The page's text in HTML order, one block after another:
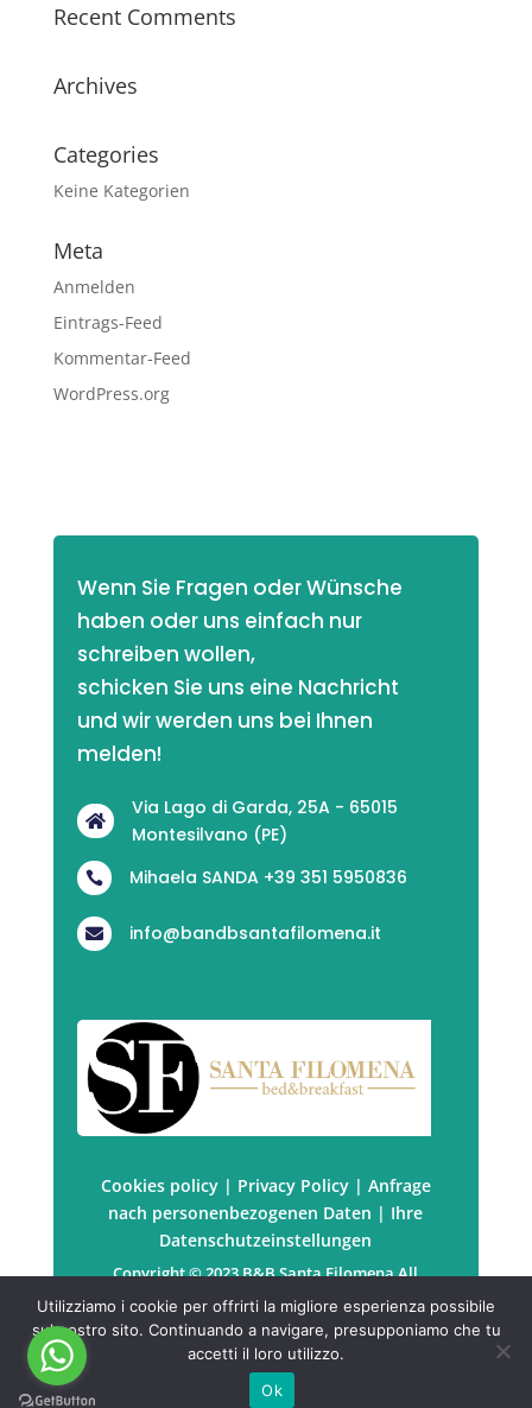
Recent Comments
Archives
Categories
Keine Kategorien
Meta
Anmelden
Eintrags-Feed
Kommentar-Feed
WordPress.org
Wenn Sie Fragen oder Wünsche
haben oder uns einfach nur
schreiben wollen,
schicken Sie uns eine Nachricht
und wir werden uns bei Ihnen
melden!

Via Lago di Garda, 25A - 65015
Montesilvano (PE)
 Mihaela SANDA +39 351 5950836
 info@bandbsantafilomena.it
Cookies policy| Privacy Policy| Anfrage
nach personenbezogenen Daten | Ihre
Datenschutzeinstellungen
Copyright © 2023 B&B Santa Filomena All
rights reserved. | P.Iva: PRTSDM67B41Z129P
Powered byKuboWeb
Utilizziamo i cookie per offrirti la migliore esperienza possibile
sul nostro sito. Continuando a navigare, presupponiamo che tu
accetti il loro utilizzo.
Ok